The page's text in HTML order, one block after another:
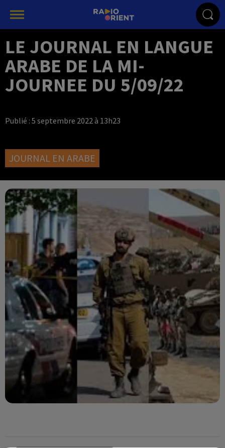
LE JOURNAL EN LANGUE
ARABE DE LA MI-
JOURNEE DU 5/09/22
Publié : 5 septembre 2022 à 13h23
JOURNAL EN ARABE